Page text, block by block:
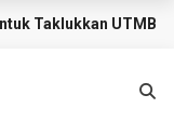
Taklukkan UTMB